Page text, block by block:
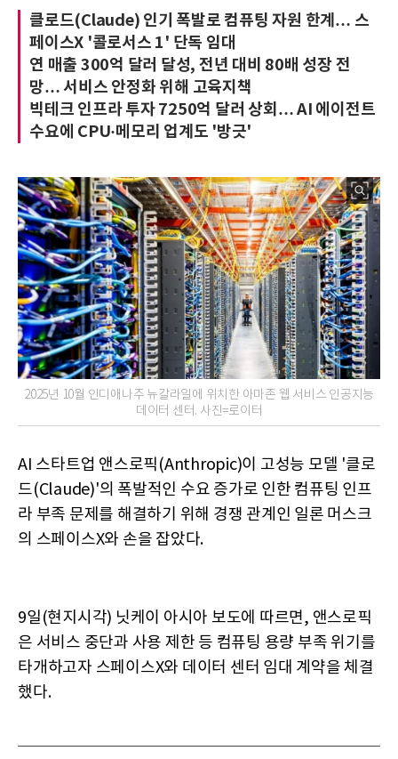
클로드(Claude) 인기 폭발로 컴퓨팅 자원 한계… 스
페이스X '콜로서스 1' 단독 임대
연 매출 300억 달러 달성, 전년 대비 80배 성장 전
망… 서비스 안정화 위해 고육지책
빅테크 인프라 투자 7250억 달러 상회… AI 에이전트
수요에 CPU·메모리 업계도 '방긋'
2025년 10월 인디애나주 뉴칼라일에 위치한 아마존 웹 서비스 인공지능
데이터 센터. 사진=로이터
AI 스타트업 앤스로픽(Anthropic)이 고성능 모델 '클로
드(Claude)'의 폭발적인 수요 증가로 인한 컴퓨팅 인프
라 부족 문제를 해결하기 위해 경쟁 관계인 일론 머스크
의 스페이스X와 손을 잡았다.
9일(현지시각) 닛케이 아시아 보도에 따르면, 앤스로픽
은 서비스 중단과 사용 제한 등 컴퓨팅 용량 부족 위기를
타개하고자 스페이스X와 데이터 센터 임대 계약을 체결
했다.